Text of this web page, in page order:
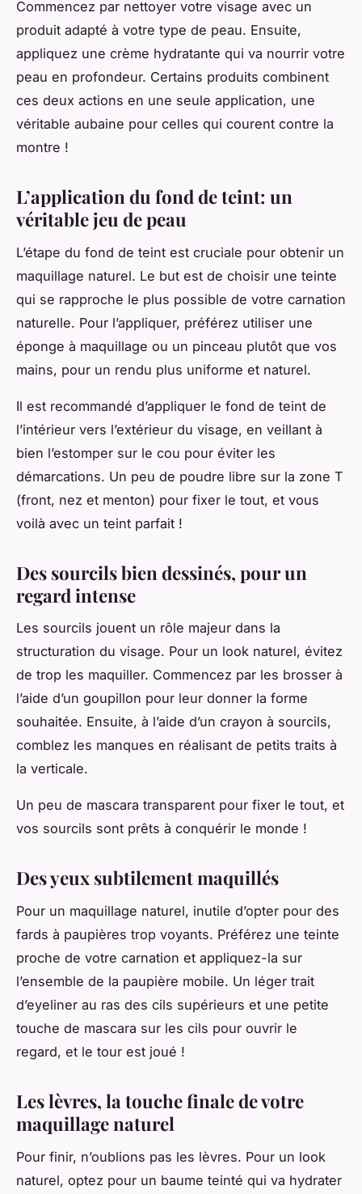
Commencez par nettoyer votre visage avec un
produit adapté à votre type de peau. Ensuite,
appliquez une crème hydratante qui va nourrir votre
peau en profondeur. Certains produits combinent
ces deux actions en une seule application, une
véritable aubaine pour celles qui courent contre la
montre !
L’application du fond de teint: un
véritable jeu de peau
L’étape du fond de teint est cruciale pour obtenir un
maquillage naturel. Le but est de choisir une teinte
qui se rapproche le plus possible de votre carnation
naturelle. Pour l’appliquer, préférez utiliser une
éponge à maquillage ou un pinceau plutôt que vos
mains, pour un rendu plus uniforme et naturel.
Il est recommandé d’appliquer le fond de teint de
l’intérieur vers l’extérieur du visage, en veillant à
bien l’estomper sur le cou pour éviter les
démarcations. Un peu de poudre libre sur la zone T
(front, nez et menton) pour fixer le tout, et vous
voilà avec un teint parfait !
Des sourcils bien dessinés, pour un
regard intense
Les sourcils jouent un rôle majeur dans la
structuration du visage. Pour un look naturel, évitez
de trop les maquiller. Commencez par les brosser à
l’aide d’un goupillon pour leur donner la forme
souhaitée. Ensuite, à l’aide d’un crayon à sourcils,
comblez les manques en réalisant de petits traits à
la verticale.
Un peu de mascara transparent pour fixer le tout, et
vos sourcils sont prêts à conquérir le monde !
Des yeux subtilement maquillés
Pour un maquillage naturel, inutile d’opter pour des
fards à paupières trop voyants. Préférez une teinte
proche de votre carnation et appliquez-la sur
l’ensemble de la paupière mobile. Un léger trait
d’eyeliner au ras des cils supérieurs et une petite
touche de mascara sur les cils pour ouvrir le
regard, et le tour est joué !
Les lèvres, la touche finale de votre
maquillage naturel
Pour finir, n’oublions pas les lèvres. Pour un look
naturel, optez pour un baume teinté qui va hydrater